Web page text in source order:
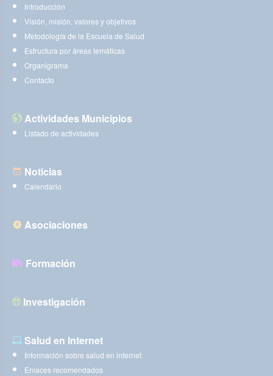
Introducción
Visión, misión, valores y objetivos
Metodología de la Escuela de Salud
Estructura por áreas temáticas
Organigrama
Contacto
Actividades Municipios
Listado de actividades
Noticias
Calendario
Asociaciones
Formación
Investigación
Salud en Internet
Información sobre salud en internet
Enlaces recomendados